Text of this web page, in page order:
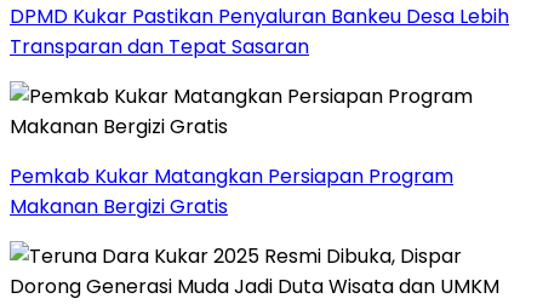
DPMD Kukar Pastikan Penyaluran Bankeu Desa Lebih
Transparan dan Tepat Sasaran
Pemkab Kukar Matangkan Persiapan Program
Makanan Bergizi Gratis